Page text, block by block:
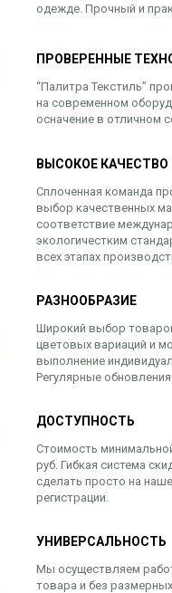
одежде. Прочный и
ПРОВЕРЕННЫЕ
“Палитра Текстиль”
на современном
осначение в отличном
ВЫСОКОЕ КАЧЕСТВО
Сплоченная команда
выбор качественных
соответствие
экологичестким
всех этапах
РАЗНООБРАЗИЕ
Широкий выбор
цветовых вариаций и
выполнение
Регулярные обновления.
ДОСТУПНОСТЬ
Стоимость
руб. Гибкая система
сделать просто на
регистрации.
УНИВЕРСАЛЬНОСТЬ
Мы осуществляем
товара и без